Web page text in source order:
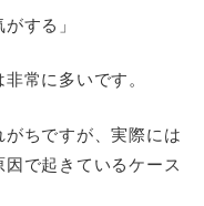
する」
常に多いです。
ちですが、実際には
で起きているケース